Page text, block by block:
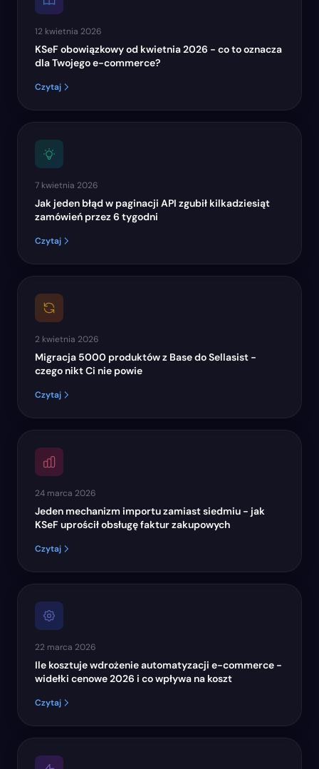
12 kwietnia 2026
KSeF obowiązkowy od kwietnia 2026 - co to oznacza
dla Twojego e-commerce?
Czytaj
7 kwietnia 2026
Jak jeden błąd w paginacji API zgubił kilkadziesiąt
zamówień przez 6 tygodni
Czytaj
2 kwietnia 2026
Migracja 5000 produktów z Base do Sellasist -
czego nikt Ci nie powie
Czytaj
24 marca 2026
Jeden mechanizm importu zamiast siedmiu - jak
KSeF uprościł obsługę faktur zakupowych
Czytaj
22 marca 2026
Ile kosztuje wdrożenie automatyzacji e-commerce -
widełki cenowe 2026 i co wpływa na koszt
Czytaj